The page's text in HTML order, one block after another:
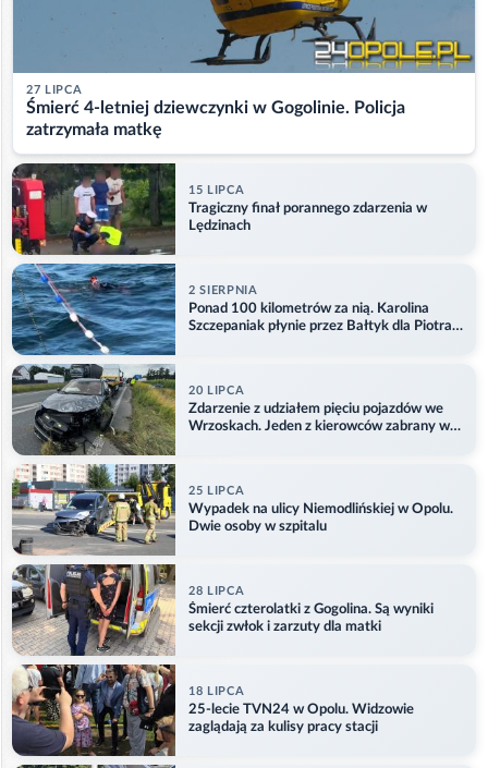
27 LIPCA
Śmierć 4-letniej dziewczynki w Gogolinie. Policja
zatrzymała matkę
15 LIPCA
Tragiczny finał porannego zdarzenia w
Lędzinach
2 SIERPNIA
Ponad 100 kilometrów za nią. Karolina
Szczepaniak płynie przez Bałtyk dla Piotra.
20 LIPCA
Zdarzenie z udziałem pięciu pojazdów we
Wrzoskach. Jeden z kierowców zabrany w
25 LIPCA
Wypadek na ulicy Niemodlińskiej w Opolu.
Dwie osoby w szpitalu
28 LIPCA
Śmierć czterolatki z Gogolina. Są wyniki
sekcji zwłok i zarzuty dla matki
18 LIPCA
25-lecie TVN24 w Opolu. Widzowie
zaglądają za kulisy pracy stacji